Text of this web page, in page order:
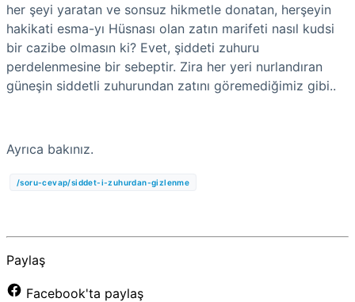
her şeyi yaratan ve sonsuz hikmetle donatan, herşeyin
hakikati esma-yı Hüsnası olan zatın marifeti nasıl kudsi
bir cazibe olmasın ki? Evet, şiddeti zuhuru
perdelenmesine bir sebeptir. Zira her yeri nurlandıran
güneşin siddetli zuhurundan zatını göremediğimiz gibi..
Ayrıca bakınız.
/soru-cevap/siddet-i-zuhurdan-gizlenme
Paylaş
Facebook'ta paylaş